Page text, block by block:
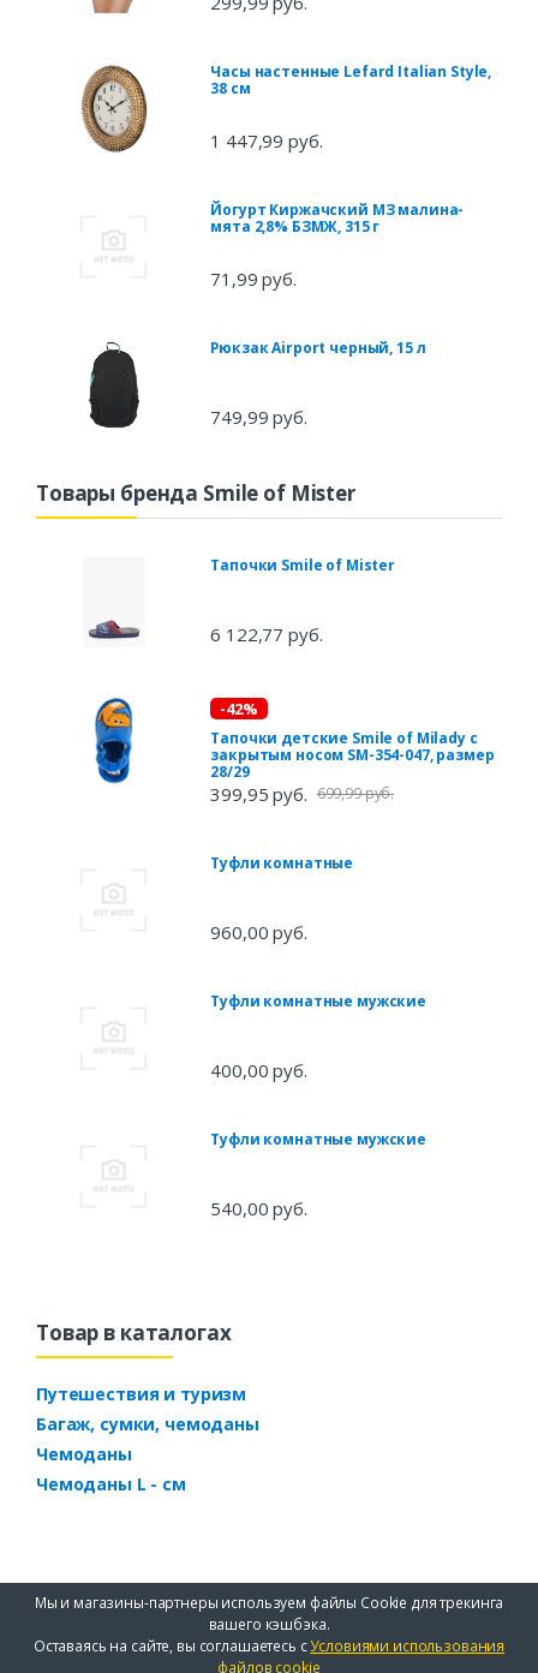
Часы настенные Lefard Italian Style,
38 см
1 447,99 руб.
Йогурт Киржачский МЗ малина-
мята 2,8% БЗМЖ, 315 г
71,99 руб.
Рюкзак Airport черный, 15 л
749,99 руб.
Товары бренда Smile of Mister
Тапочки Smile of Mister
6 122,77 руб.
-42%
Тапочки детские Smile of Milady с
закрытым носом SM-354-047, размер
28/29
399,95 руб. 699,99 руб.
Туфли комнатные
960,00 руб.
Туфли комнатные мужские
400,00 руб.
Туфли комнатные мужские
540,00 руб.
Товар в каталогах
Путешествия и туризм
Багаж, сумки, чемоданы
Чемоданы
Чемоданы L - см
Мы и магазины-партнеры используем файлы Cookie для трекинга
вашего кэшбэка.
Оставаясь на сайте, вы соглашаетесь сУсловиями использования
файлов cookie